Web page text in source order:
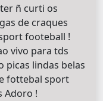
ñ curti os
de craques
footeball !
vivo para tds
picas lindas belas
fottebal sport
Adoro !